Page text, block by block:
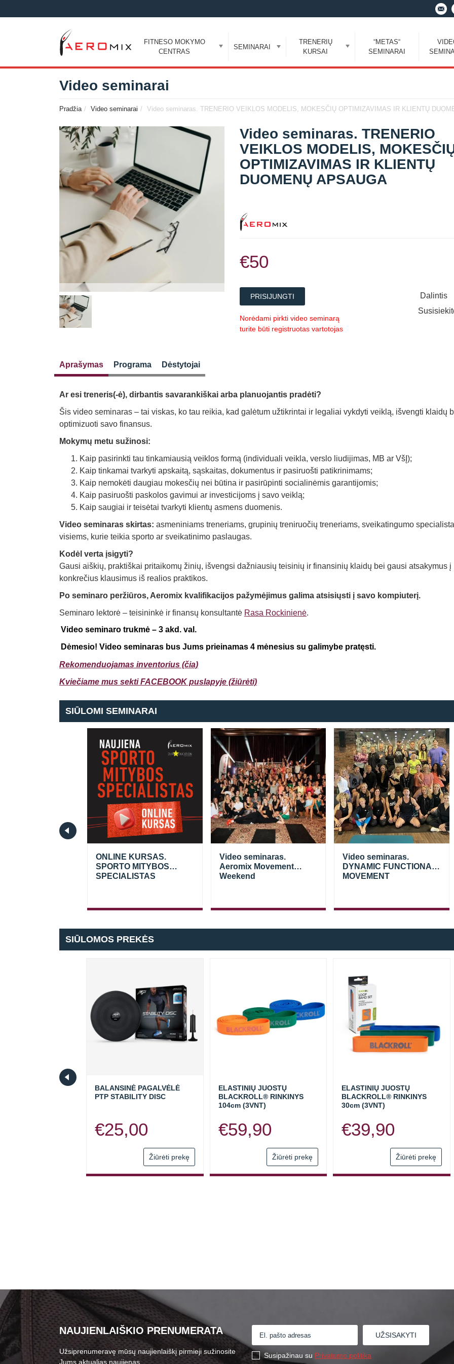
FITNESO MOKYMO
CENTRAS
SEMINARAI
TRENERIŲ
KURSAI
“METAS“
SEMINARAI
Video seminarai
Pradžia Video seminarai Video seminaras. TRENERIO VEIKLOS MODELIS, MOKESČIŲ OPTIMIZAVIMAS IR KLIENTŲ
Video seminaras. TRENERIO
VEIKLOS MODELIS,
OPTIMIZAVIMAS IR KLIENTŲ
DUOMENŲ APSAUGA
€50
PRISIJUNGTI
Norėdami pirkti video seminarą
turite būti registruotas vartotojas
Dalintis
Aprašymas Programa Dėstytojai
Ar esi treneris(-ė), dirbantis savarankiškai arba planuojantis pradėti?
Šis video seminaras – tai viskas, ko tau reikia, kad galėtum užtikrintai ir legaliai vykdyti veiklą, išvengti klaidų
optimizuoti savo finansus.
Mokymų metu sužinosi:
Kaip pasirinkti tau tinkamiausią veiklos formą (individuali veikla, verslo liudijimas, MB ar VšĮ);
Kaip tinkamai tvarkyti apskaitą, sąskaitas, dokumentus ir pasiruošti patikrinimams;
Kaip nemokėti daugiau mokesčių nei būtina ir pasirūpinti socialinėmis garantijomis;
Kaip pasiruošti paskolos gavimui ar investicijoms į savo veiklą;
Kaip saugiai ir teisėtai tvarkyti klientų asmens duomenis.
Video seminaras skirtas: asmeniniams treneriams, grupinių treniruočių treneriams, sveikatingumo
visiems, kurie teikia sporto ar sveikatinimo paslaugas.
Kodėl verta įsigyti?
Gausi aiškių, praktiškai pritaikomų žinių, išvengsi dažniausių teisinių ir finansinių klaidų bei gausi atsakymus į
konkrečius klausimus iš realios praktikos.
Po seminaro peržiūros, Aeromix kvalifikacijos pažymėjimus galima atsisiųsti į savo kompiuterį.
Seminaro lektorė – teisininkė ir finansų konsultantė Rasa Rockinienė.
Video seminaro trukmė – 3 akd. val.
Dėmesio! Video seminaras bus Jums prieinamas 4 mėnesius su galimybe pratęsti.
Rekomenduojamas inventorius (čia)
Kviečiame mus sekti FACEBOOK puslapyje (žiūrėti)
SIŪLOMI SEMINARAI
ONLINE KURSAS.
SPORTO MITYBOS
SPECIALISTAS
Video seminaras.
Aeromix Movement
Weekend
Video seminaras.
DYNAMIC FUNCTIONAL
MOVEMENT
SIŪLOMOS PREKĖS
BALANSINĖ PAGALVĖLĖ
PTP STABILITY DISC
€25,00
Žiūrėti prekę
ELASTINIŲ JUOSTŲ
BLACKROLL® RINKINYS
104cm (3VNT)
€59,90
Žiūrėti prekę
ELASTINIŲ JUOSTŲ
BLACKROLL® RINKINYS
30cm (3VNT)
€39,90
Žiūrėti prekę
Prisijungti
Atsiminti mane
NAUJIENLAIŠKIO PRENUMERATA
Užsiprenumeravę mūsų naujienlaiškį pirmieji sužinosite
Jums aktualias naujienas.
Susipažinau su Privatumo politika